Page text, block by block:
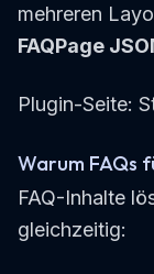
mehreren
FAQPage
Plugin-Seite:
Warum FAQs
FAQ-Inhalte
gleichzeitig: